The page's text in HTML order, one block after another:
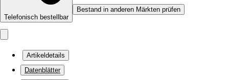
Telefonisch bestellbar
Bestand in anderen Märkten prüfen
Artikeldetails
Datenblätter